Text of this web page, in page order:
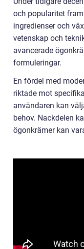
och popularitet
ingredienser och
vetenskap och
avancerade
formuleringar.
En fördel med
riktade mot
användaren kan
behov. Nackdelen
ögonkrämer kan